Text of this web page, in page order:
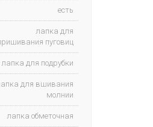
есть
лапка для
пуговиц
лапка для подрубки
для вшивания
молнии
лапка обметочная